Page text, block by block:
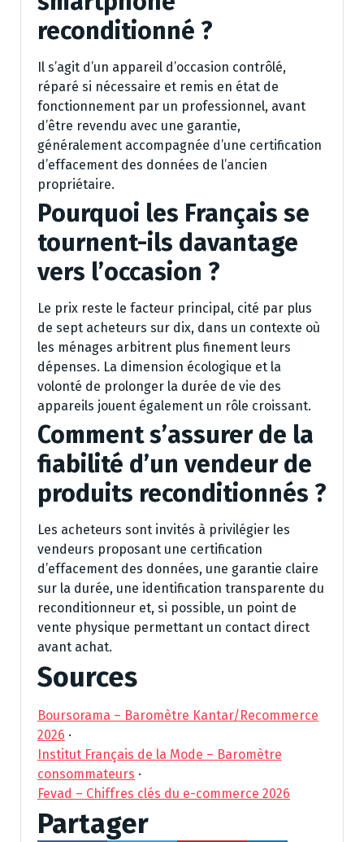
reconditionné ?
Il s’agit d’un appareil d’occasion contrôlé,
réparé si nécessaire et remis en état de
fonctionnement par un professionnel, avant
d’être revendu avec une garantie,
généralement accompagnée d’une certification
d’effacement des données de l’ancien
propriétaire.
Pourquoi les Français se
tournent-ils davantage
vers l’occasion ?
Le prix reste le facteur principal, cité par plus
de sept acheteurs sur dix, dans un contexte où
les ménages arbitrent plus finement leurs
dépenses. La dimension écologique et la
volonté de prolonger la durée de vie des
appareils jouent également un rôle croissant.
Comment s’assurer de la
fiabilité d’un vendeur de
produits reconditionnés ?
Les acheteurs sont invités à privilégier les
vendeurs proposant une certification
d’effacement des données, une garantie claire
sur la durée, une identification transparente du
reconditionneur et, si possible, un point de
vente physique permettant un contact direct
avant achat.
Sources
Boursorama – Baromètre Kantar/Recommerce
2026 ·
Institut Français de la Mode – Baromètre
consommateurs ·
Fevad – Chiffres clés du e-commerce 2026
Partager